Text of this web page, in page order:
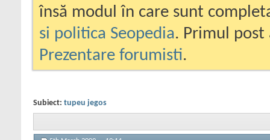
însă modul în care sunt
si politica Seopedia. Primul
Prezentare forumisti.
Subiect: tupeu jegos